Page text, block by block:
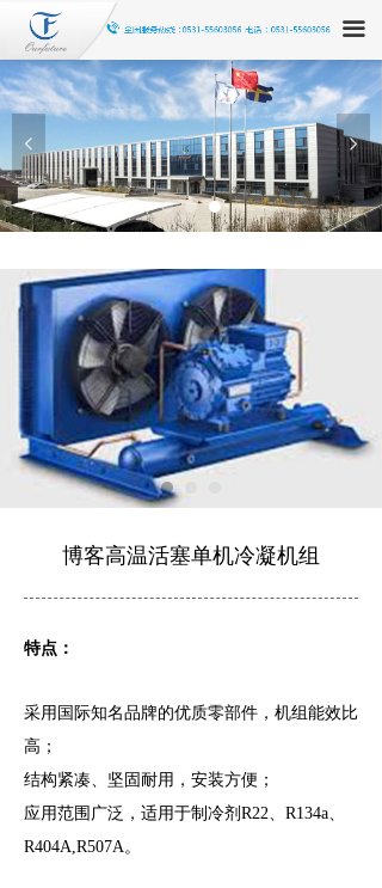
끀
넳 넲
博客高温活塞单机冷凝机组
特点：
采用国际知名品牌的优质零部件，机组能效比
高；
结构紧凑、坚固耐用，安装方便；
应用范围广泛，适用于制冷剂R22、R134a、
R404A,R507A。